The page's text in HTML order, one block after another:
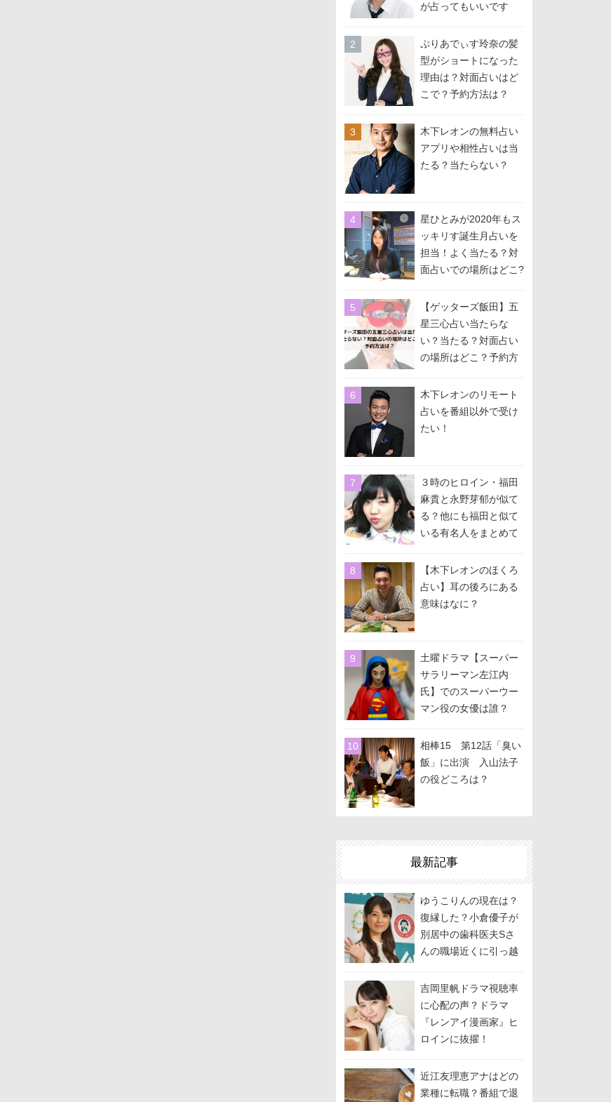
が占ってもいいです
ぷりあでぃす玲奈の髪
型がショートになった
理由は？対面占いはど
こで？予約方法は？
木下レオンの無料占い
アプリや相性占いは当
たる？当たらない？
星ひとみが2020年もス
ッキリす誕生月占いを
担当！よく当たる？対
面占いでの場所はどこ?
【ゲッターズ飯田】五
星三心占い当たらな
い？当たる？対面占い
の場所はどこ？予約方
木下レオンのリモート
占いを番組以外で受け
たい！
３時のヒロイン・福田
麻貴と永野芽郁が似て
る？他にも福田と似て
いる有名人をまとめて
【木下レオンのほくろ
占い】耳の後ろにある
意味はなに？
土曜ドラマ【スーパー
サラリーマン左江内
氏】でのスーパーウー
マン役の女優は誰？
相棒15 第12話「臭い
飯」に出演 入山法子
の役どころは？
最新記事
ゆうこりんの現在は？
復縁した？小倉優子が
別居中の歯科医夫Sさ
んの職場近くに引っ越
索？
吉岡里帆ドラマ視聴率
に心配の声？ドラマ
『レンアイ漫画家』ヒ
ロインに抜擢！
近江友理恵アナはどの
業種に転職？番組で退